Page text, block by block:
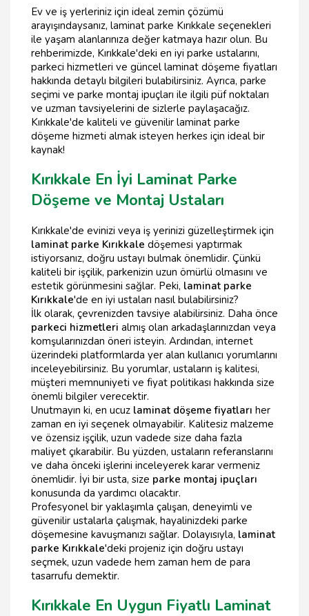
Ev ve iş yerleriniz için ideal zemin çözümü
arayışındaysanız, laminat parke Kırıkkale seçenekleri
ile yaşam alanlarınıza değer katmaya hazır olun. Bu
rehberimizde, Kırıkkale'deki en iyi parke ustalarını,
parkeci hizmetleri ve güncel laminat döşeme fiyatları
hakkında detaylı bilgileri bulabilirsiniz. Ayrıca, parke
seçimi ve parke montaj ipuçları ile ilgili püf noktaları
ve uzman tavsiyelerini de sizlerle paylaşacağız.
Kırıkkale'de kaliteli ve güvenilir laminat parke
döşeme hizmeti almak isteyen herkes için ideal bir
kaynak!
Kırıkkale En İyi Laminat Parke
Döşeme ve Montaj Ustaları
Kırıkkale'de evinizi veya iş yerinizi güzelleştirmek için
laminat parke Kırıkkale döşemesi yaptırmak
istiyorsanız, doğru ustayı bulmak önemlidir. Çünkü
kaliteli bir işçilik, parkenizin uzun ömürlü olmasını ve
estetik görünmesini sağlar. Peki, laminat parke
Kırıkkale'de en iyi ustaları nasıl bulabilirsiniz?
İlk olarak, çevrenizden tavsiye alabilirsiniz. Daha önce
parkeci hizmetleri almış olan arkadaşlarınızdan veya
komşularınızdan öneri isteyin. Ardından, internet
üzerindeki platformlarda yer alan kullanıcı yorumlarını
inceleyebilirsiniz. Bu yorumlar, ustaların iş kalitesi,
müşteri memnuniyeti ve fiyat politikası hakkında size
önemli bilgiler verecektir.
Unutmayın ki, en ucuz laminat döşeme fiyatları her
zaman en iyi seçenek olmayabilir. Kalitesiz malzeme
ve özensiz işçilik, uzun vadede size daha fazla
maliyet çıkarabilir. Bu yüzden, ustaların referanslarını
ve daha önceki işlerini inceleyerek karar vermeniz
önemlidir. İyi bir usta, size parke montaj ipuçları
konusunda da yardımcı olacaktır.
Profesyonel bir yaklaşımla çalışan, deneyimli ve
güvenilir ustalarla çalışmak, hayalinizdeki parke
döşemesine kavuşmanızı sağlar. Dolayısıyla, laminat
parke Kırıkkale'deki projeniz için doğru ustayı
seçmek, uzun vadede hem zaman hem de para
tasarrufu demektir.
Kırıkkale En Uygun Fiyatlı Laminat